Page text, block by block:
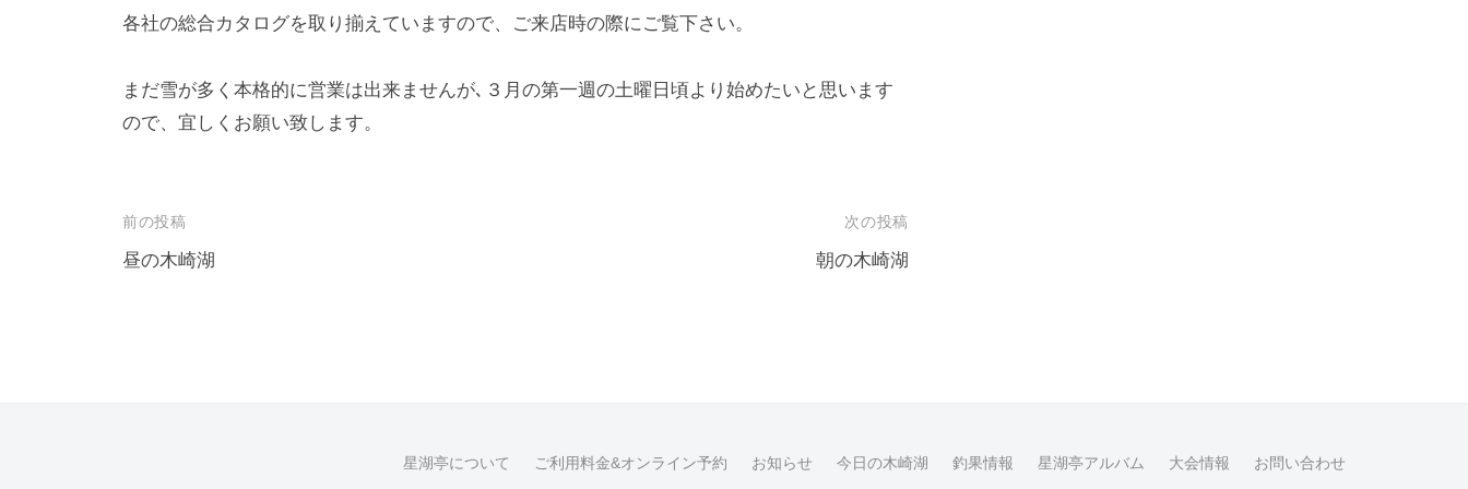
各社の総合カタログを取り揃えていますので、ご来店時の際にご覧下さい。
まだ雪が多く本格的に営業は出来ませんが､３月の第一週の土曜日頃より始めたいと思います
ので、宜しくお願い致します。
投
稿
前の投稿
昼の木崎湖
次の投稿
朝の木崎湖
星湖亭について ご利用料金&オンライン予約 お知らせ 今日の木崎湖 釣果情報 星湖亭アルバム 大会情報 お問い合わせ